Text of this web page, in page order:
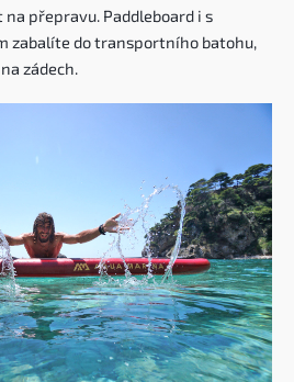
přepravu. Paddleboard i s
zabalíte do transportního batohu,
zádech.